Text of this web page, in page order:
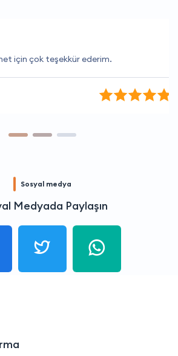
için çok teşekkür ederim.
Sosyal medya
Medyada Paylaşın